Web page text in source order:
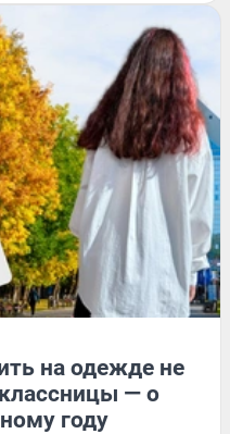
на одежде не
— о
году